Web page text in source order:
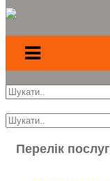
Перелік послуг